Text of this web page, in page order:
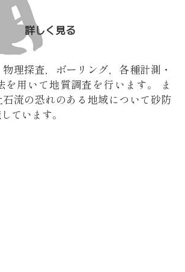
詳しく見る
理探査，ボーリング，各種計測・
用いて地質調査を行います。
ま
流の恐れのある地域について砂防
ています。